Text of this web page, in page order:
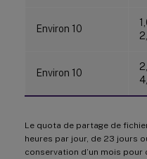
Environ 10
Environ 10
Le quota de partage de
heures par jour, de 23 jours
conservation d’un mois pour